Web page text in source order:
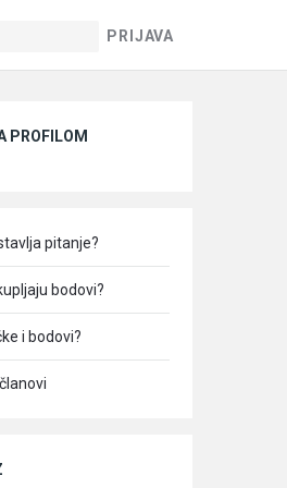
PRIJAVA
PROFILOM
pitanje?
bodovi?
i bodovi?